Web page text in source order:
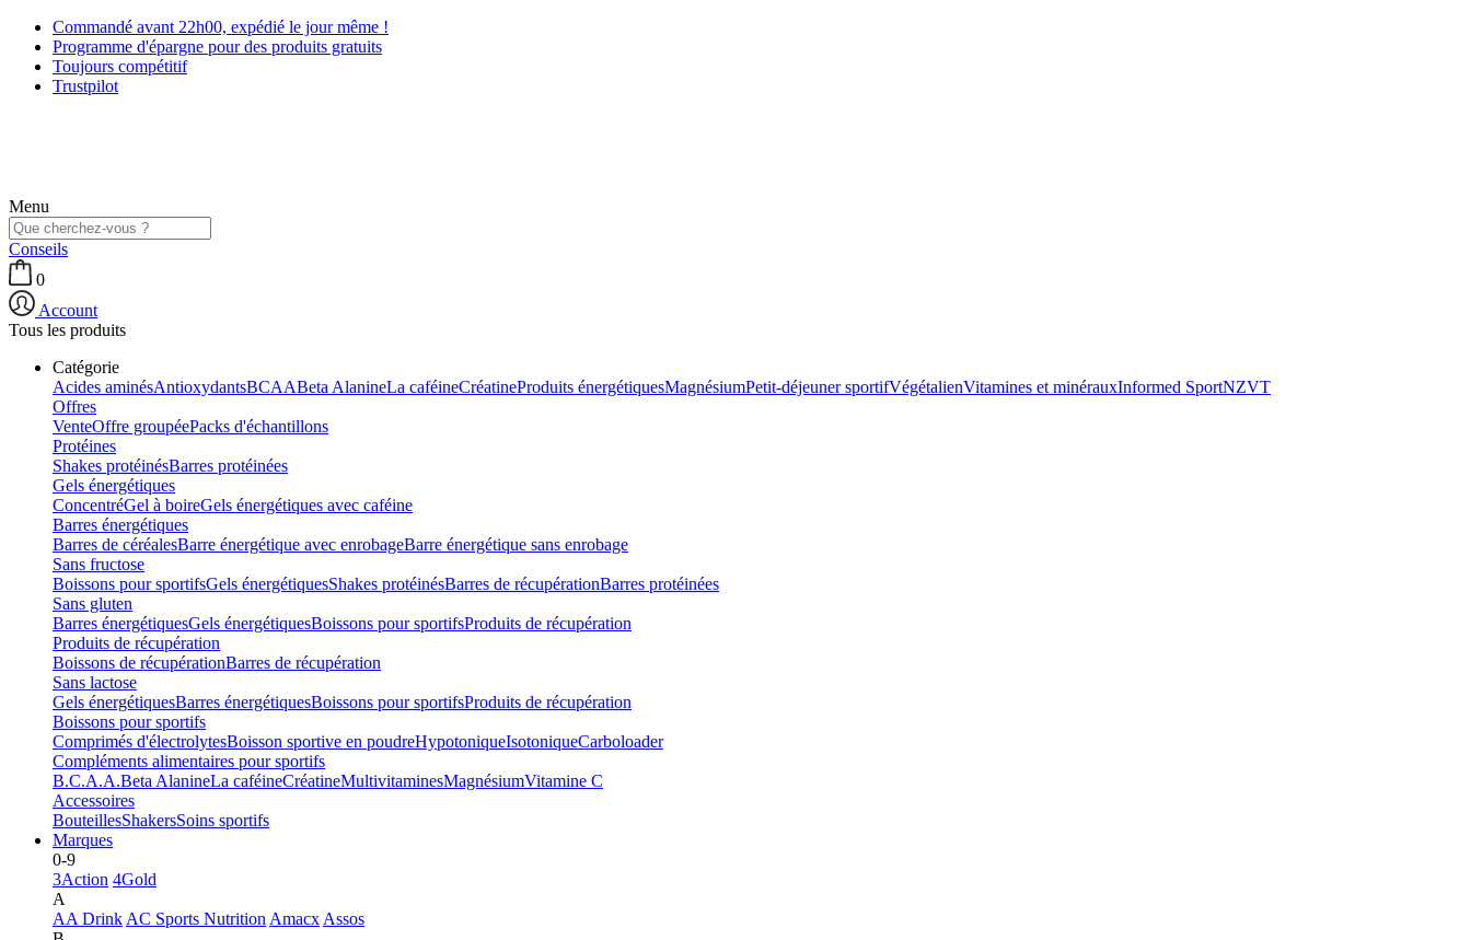
Commandé avant 22h00, expédié le jour même !
Programme d'épargne pour des produits gratuits
Toujours compétitif
Trustpilot
Menu
Conseils
0
Account
Tous les produits
Catégorie
Acides aminésAntioxydantsBCAABeta AlanineLa caféineCréatineProduits énergétiquesMagnésiumPetit-déjeuner sportifVégétalienVitamines et minérauxInformed SportNZVT
Offres
VenteOffre groupéePacks d'échantillons
Protéines
Shakes protéinésBarres protéinées
Gels énergétiques
ConcentréGel à boireGels énergétiques avec caféine
Barres énergétiques
Barres de céréalesBarre énergétique avec enrobageBarre énergétique sans enrobage
Sans fructose
Boissons pour sportifsGels énergétiquesShakes protéinésBarres de récupérationBarres protéinées
Sans gluten
Barres énergétiquesGels énergétiquesBoissons pour sportifsProduits de récupération
Produits de récupération
Boissons de récupérationBarres de récupération
Sans lactose
Gels énergétiquesBarres énergétiquesBoissons pour sportifsProduits de récupération
Boissons pour sportifs
Comprimés d'électrolytesBoisson sportive en poudreHypotoniqueIsotoniqueCarboloader
Compléments alimentaires pour sportifs
B.C.A.A.Beta AlanineLa caféineCréatineMultivitaminesMagnésiumVitamine C
Accessoires
BouteillesShakersSoins sportifs
Marques
0-9
3Action 4Gold
A
AA Drink AC Sports Nutrition Amacx Assos